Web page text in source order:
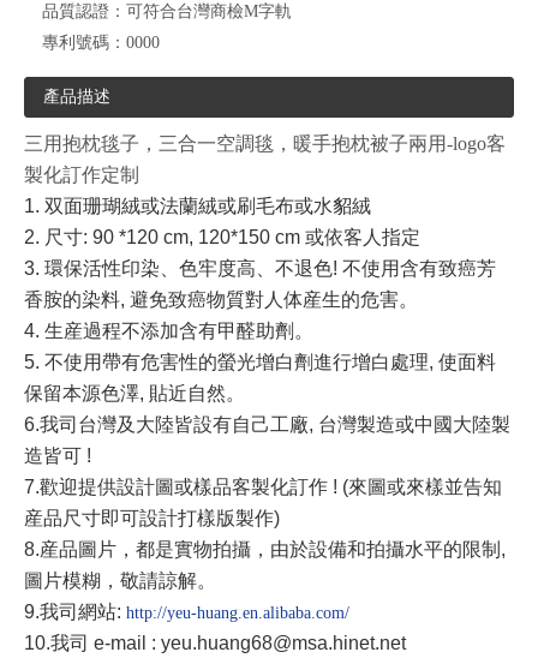
品質認證： 可符合台灣商檢M字軌
專利號碼： 0000
產品描述
三用抱枕毯子，三合一空調毯，暖手抱枕被子兩用-logo客
製化訂作定制
1. 双面珊瑚絨或法蘭絨或刷毛布或水貂絨
2. 尺寸: 90 *120 cm, 120*150 cm 或依客人指定
3. 環保活性印染、色牢度高、不退色! 不使用含有致癌芳
香胺的染料, 避免致癌物質對人体産生的危害。
4. 生産過程不添加含有甲醛助劑。
5. 不使用帶有危害性的螢光增白劑進行增白處理, 使面料
保留本源色澤, 貼近自然。
6.我司台灣及大陸皆設有自己工廠, 台灣製造或中國大陸製
造皆可 !
7.歡迎提供設計圖或樣品客製化訂作 ! (來圖或來樣並告知
産品尺寸即可設計打樣版製作)
8.産品圖片，都是實物拍攝，由於設備和拍攝水平的限制 ,
圖片模糊，敬請諒解。
9.我司網站: http://yeu-huang.en.alibaba.com/
10.我司 e-mail : yeu.huang68@msa.hinet.net